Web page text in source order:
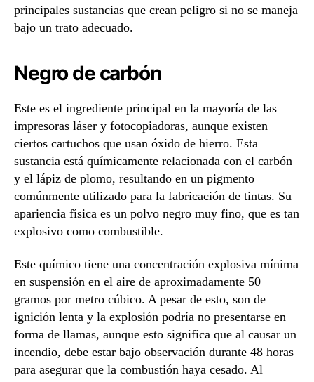
principales sustancias que crean peligro si no se maneja
bajo un trato adecuado.
Negro de carbón
Este es el ingrediente principal en la mayoría de las
impresoras láser y fotocopiadoras, aunque existen
ciertos cartuchos que usan óxido de hierro. Esta
sustancia está químicamente relacionada con el carbón
y el lápiz de plomo, resultando en un pigmento
comúnmente utilizado para la fabricación de tintas. Su
apariencia física es un polvo negro muy fino, que es tan
explosivo como combustible.
Este químico tiene una concentración explosiva mínima
en suspensión en el aire de aproximadamente 50
gramos por metro cúbico. A pesar de esto, son de
ignición lenta y la explosión podría no presentarse en
forma de llamas, aunque esto significa que al causar un
incendio, debe estar bajo observación durante 48 horas
para asegurar que la combustión haya cesado. Al